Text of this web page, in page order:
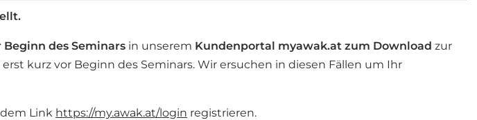
Beginn des Seminars in unserem Kundenportal myawak.at zum Download zur
kurz vor Beginn des Seminars. Wir ersuchen in diesen Fällen um Ihr
Link https://my.awak.at/login registrieren.